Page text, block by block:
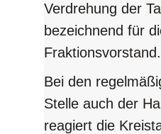
Verdrehung der
bezeichnend für
Fraktionsvorstand.
Bei den
Stelle auch der
reagiert die